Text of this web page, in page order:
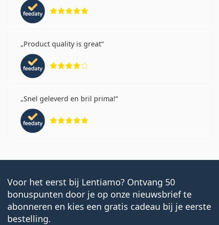
Product quality is great
Snel geleverd en bril prima!
Voor het eerst bij Lentiamo? Ontvang 50
bonuspunten door je op onze nieuwsbrief te
abonneren en kies een gratis cadeau bij je eerste
bestelling.